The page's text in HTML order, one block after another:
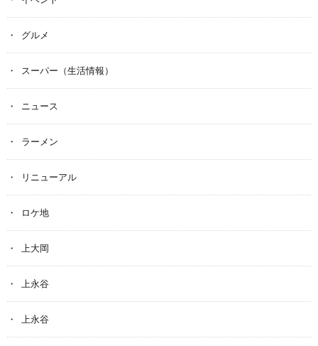
グルメ
スーパー（生活情報）
ニュース
ラーメン
リニューアル
ロケ地
上大岡
上永谷
上永谷